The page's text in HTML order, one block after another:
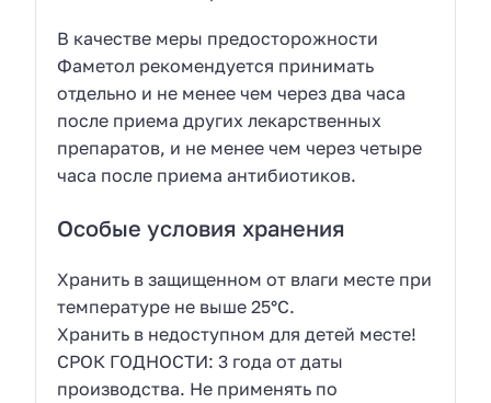
В качестве меры предосторожности
Фаметол рекомендуется принимать
отдельно и не менее чем через два часа
после приема других лекарственных
препаратов, и не менее чем через четыре
часа после приема антибиотиков.
Особые условия хранения
Хранить в защищенном от влаги месте при
температуре не выше 25°C.
Хранить в недоступном для детей месте!
СРОК ГОДНОСТИ: 3 года от даты
производства. Не применять по